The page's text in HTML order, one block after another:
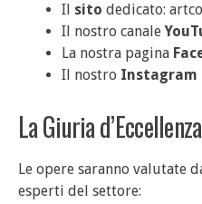
Il sito dedicato:
Il nostro canale
La nostra pagina
Il nostro Instagram
La Giuria d’Eccellenza
Le opere saranno valutate
esperti del settore: